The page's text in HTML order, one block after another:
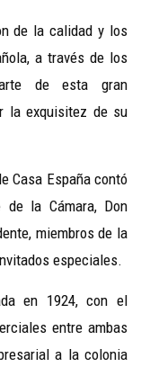
de la calidad y los
a través de los
de esta gran
la exquisitez de su
Casa España contó
la Cámara, Don
miembros de la
especiales.
en 1924, con el
entre ambas
a la colonia